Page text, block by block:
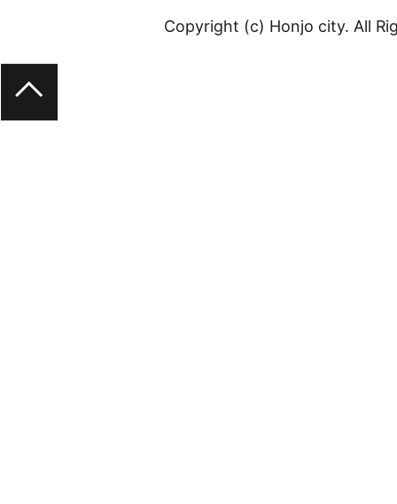
Copyright (c) Honjo city. All